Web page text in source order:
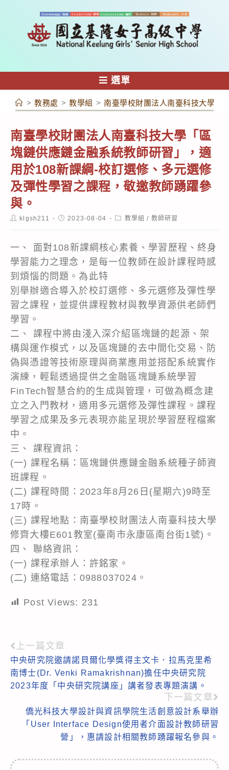
容
選單
> 教務處 > 教學組 > 南臺學校財團法人南臺科技大學「
南臺學校財團法人南臺科技大學「區
塊鏈供應鏈金融系統教師研習」，適
用於108新課綱-校訂選修、多元選修
及彈性學習之課程，敬邀教師踴躍參
與。
Postklgsh211
Post2023-08-04
Post教學組 / 教師研習
一、 面對108新課綱核心素養、學習歷程、終身
學習能力之理念，是每一位教師在設計課程時感
到煩惱的問題。為此特
別舉辦適合導入於校訂選修、多元選修及彈性學
習之課程，並提供課程教材與教學資源供老師們
學習。
二、 課程中將由淺入深介紹區塊鏈的起源、架
構與運作模式，以及區塊鏈的去中間化交易、防
偽與憑證等技術原理與商業應用並搭配系統實作
演練，輕鬆透過提供之金融區塊鏈系統學習
FinTech智慧合約的生成與管理，可做為概念建
立之入門教材，適用多元選修及彈性課程。課程
學習之成果及多元表現亦能呈現於學習歷程檔案
中。
三、 課程資訊：
(一) 課程名稱：區塊鏈供應鏈金融系統種子師資
班課程。
(二) 課程時間：2023年8月26日(星期六)9時至
17時。
(三) 課程地點：南臺學校財團法人南臺科技大學
修齊大樓E601教室(臺南市永康區南台街1號)。
四、 聯絡資訊：
(一) 課程承辦人：許銘家。
(二) 連絡電話：0988037024。
Post Views: 231
Read
more
articles
上一篇文章
中央研究院邀請諾貝爾化學獎得主文卡．拉馬克里希
南博士(Dr. Venki Ramakrishnan)擔任中央研究院
2023年度「中央研究院講座」講者發表專題演講。
下一篇文章
僑光科技大學設計與資訊學院生活創意設計系舉辦
「User Interface Design使用者介面設計教師研習
營」，惠請設計相關教師踴躍報名參與。